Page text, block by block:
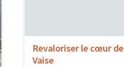
Revaloriser le cœur de
Vaise